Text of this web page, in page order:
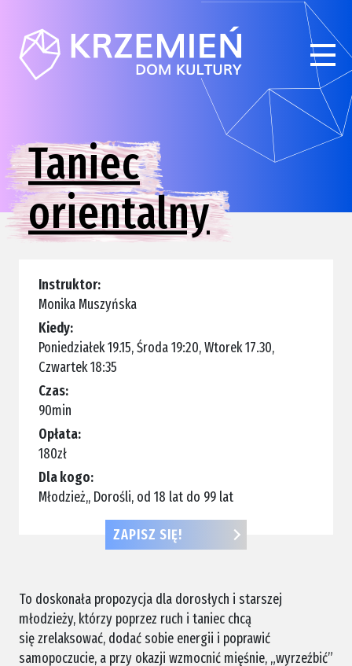
Taniec
orientalny
Instruktor:
Monika Muszyńska
Kiedy:
Poniedziałek 19.15 Środa 19:20 Wtorek 17.30
Czwartek 18:35
Czas:
90min
Opłata:
180zł
Dla kogo:
Młodzież, Dorośli, od 18 lat do 99 lat
ZAPISZ SIĘ!
To doskonała propozycja dla dorosłych i starszej
młodzieży, którzy poprzez ruch i taniec chcą
się zrelaksować, dodać sobie energii i poprawić
samopoczucie, a przy okazji wzmocnić mięśnie, „wyrzeźbić”